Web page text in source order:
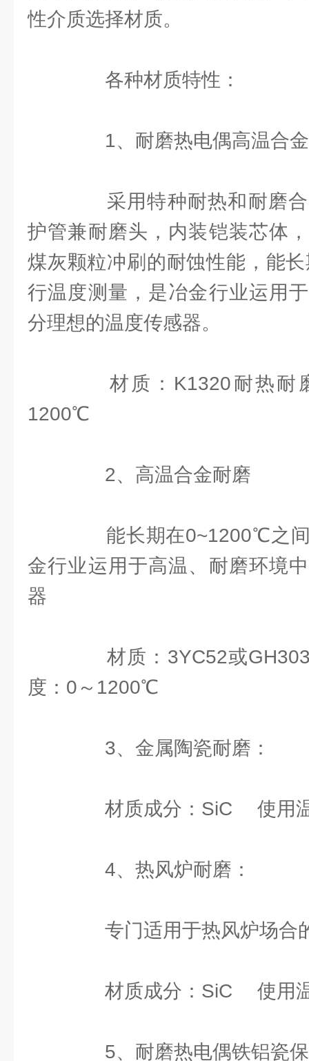
性介质选择材质。
各种材质特性：
1、耐磨热电偶高温合
采用特种耐热和耐磨合
护管兼耐磨头，内装铠装芯体
煤灰颗粒冲刷的耐蚀性能，能
行温度测量，是冶金行业运用
分理想的温度传感器。
材质：K1320耐热耐
1200℃
2、高温合金耐磨
能长期在0~1200℃之间
金行业运用于高温、耐磨环境
器
材质：3YC52或
度：0～1200℃
3、金属陶瓷耐磨：
材质成分：SiC 使用
4、热风炉耐磨：
专门适用于热风炉场合
材质成分：SiC 使用
5、耐磨热电偶铁铝瓷